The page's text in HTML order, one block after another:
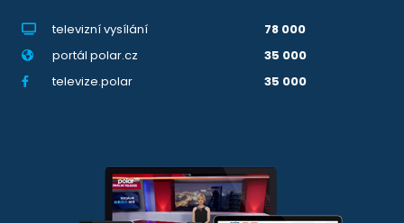
televizní vysílání
78 000
portál polar.cz
35 000
televize.polar
35 000